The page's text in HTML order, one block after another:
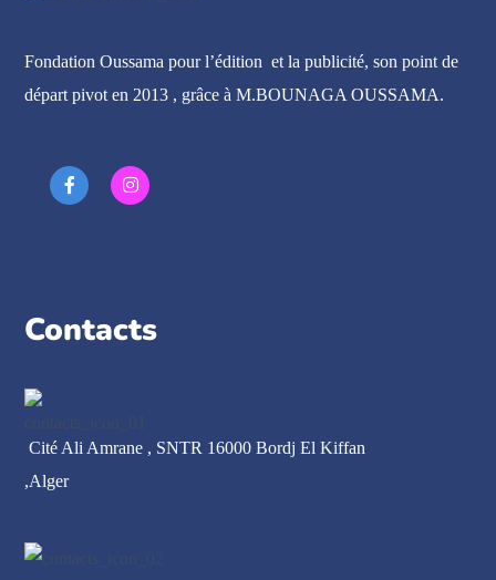
Fondation Oussama pour l’édition et la publicité, son point de
départ pivot en 2013 , grâce à M.BOUNAGA OUSSAMA.
Contacts
Cité Ali Amrane , SNTR 16000 Bordj El Kiffan
,Alger